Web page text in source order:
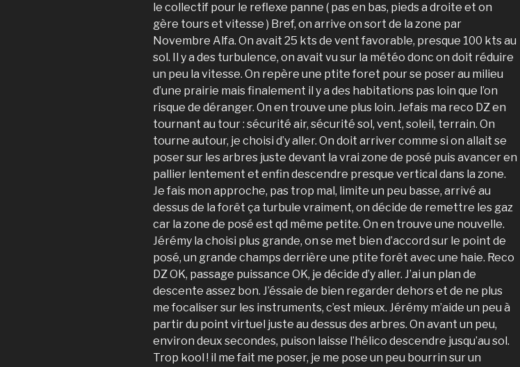
le collectif pour le reflexe panne ( pas en bas, pieds a droite et on
gère tours et vitesse ) Bref, on arrive on sort de la zone par
Novembre Alfa. On avait 25 kts de vent favorable, presque 100 kts au
sol. Il y a des turbulence, on avait vu sur la météo donc on doit réduire
un peu la vitesse. On repère une ptite foret pour se poser au milieu
d’une prairie mais finalement il y a des habitations pas loin que l’on
risque de déranger. On en trouve une plus loin. Jefais ma reco DZ en
tournant au tour : sécurité air, sécurité sol, vent, soleil, terrain. On
tourne autour, je choisi d’y aller. On doit arriver comme si on allait se
poser sur les arbres juste devant la vrai zone de posé puis avancer en
pallier lentement et enfin descendre presque vertical dans la zone.
Je fais mon approche, pas trop mal, limite un peu basse, arrivé au
dessus de la forêt ça turbule vraiment, on décide de remettre les gaz
car la zone de posé est qd même petite. On en trouve une nouvelle.
Jérémy la choisi plus grande, on se met bien d’accord sur le point de
posé, un grande champs derrière une ptite forêt avec une haie. Reco
DZ OK, passage puissance OK, je décide d’y aller. J’ai un plan de
descente assez bon. J’éssaie de bien regarder dehors et de ne plus
me focaliser sur les instruments, c’est mieux. Jérémy m’aide un peu à
partir du point virtuel juste au dessus des arbres. On avant un peu,
environ deux secondes, puison laisse l’hélico descendre jusqu’au sol.
Trop kool ! il me fait me poser, je me pose un peu bourrin sur un